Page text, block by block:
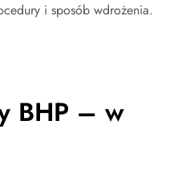
i sposób wdrożenia.
BHP – w